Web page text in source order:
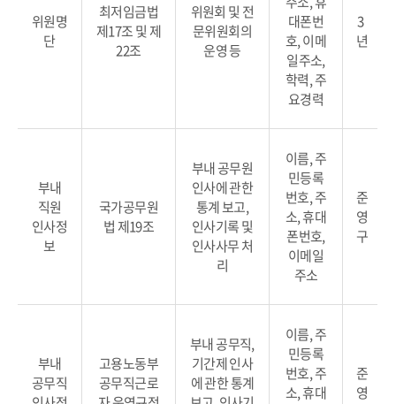
위원명
단
최저임금법
제17조 및 제
22조
위원회 및 전
문위원회의
운영 등
대폰번
호, 이메
일주소,
학력, 주
요경력
3
년
부내
직원
인사정
보
국가공무원
법 제19조
부내 공무원
인사에 관한
통계 보고,
인사기록 및
인사사무 처
리
이름, 주
민등록
번호, 주
소, 휴대
폰번호,
이메일
주소
준
영
구
부내
공무직
고용노동부
공무직근로
부내 공무직,
기간제 인사
에 관한 통계
이름, 주
민등록
번호, 주
소, 휴대
준
영